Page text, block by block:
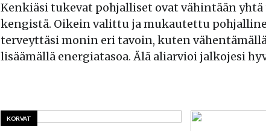
Kenkiäsi tukevat pohjalliset ovat vähintään
kengistä. Oikein valittu ja mukautettu
terveyttäsi monin eri tavoin, kuten
lisäämällä energiatasoa. Älä aliarvioi jalkojesi
KORVAT